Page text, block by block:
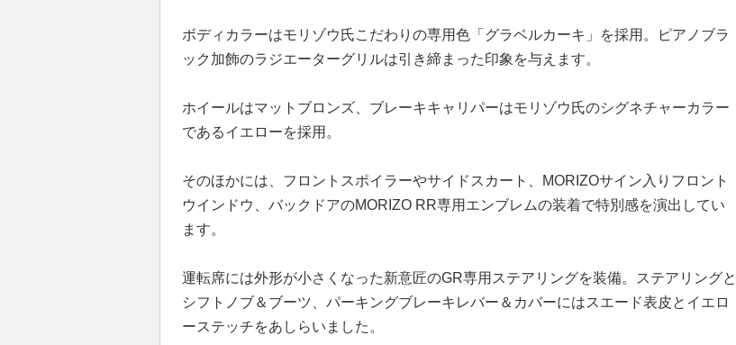
ボディカラーはモリゾウ氏こだわりの専用色「グラベルカーキ」を採用。ピアノブラ
ック加飾のラジエーターグリルは引き締まった印象を与えます。
ホイールはマットブロンズ、ブレーキキャリパーはモリゾウ氏のシグネチャーカラー
であるイエローを採用。
そのほかには、フロントスポイラーやサイドスカート、MORIZOサイン入りフロント
ウインドウ、バックドアのMORIZO RR専用エンブレムの装着で特別感を演出してい
ます。
運転席には外形が小さくなった新意匠のGR専用ステアリングを装備。ステアリングと
シフトノブ＆ブーツ、パーキングブレーキレバー＆カバーにはスエード表皮とイエロ
ーステッチをあしらいました。